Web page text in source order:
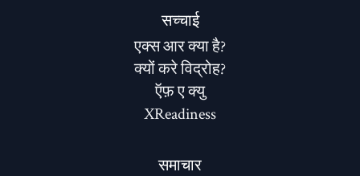
सच्चाई
एक्स आर क्या है?
क्यों करे विद्रोह?
ऍफ़ ए क्यु
XReadiness
समाचार